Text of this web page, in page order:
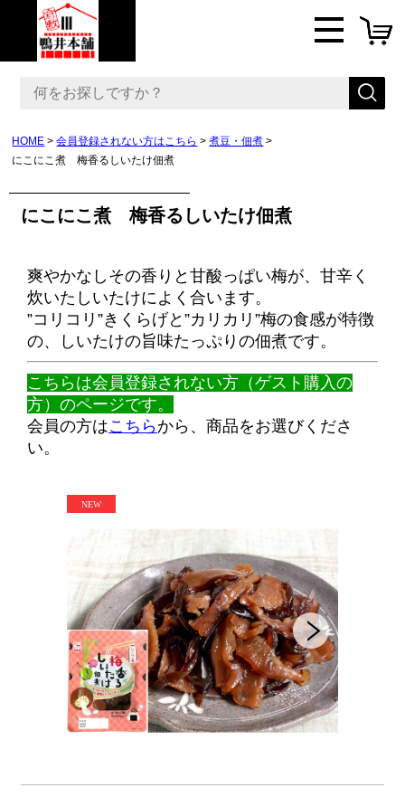
HOME 会員登録されない方はこちら
煮豆・佃煮
にこにこ煮 梅香るしいたけ佃煮
にこにこ煮 梅香るしいたけ佃煮
爽やかなしその香りと甘酸っぱい梅が、甘辛く
炊いたしいたけによく合います。
”コリコリ”きくらげと”カリカリ”梅の食感が特徴
の、しいたけの旨味たっぷりの佃煮です。
こちらは会員登録されない方（ゲスト購入の
方）のページです。
会員の方はこちらから、商品をお選びくださ
い。